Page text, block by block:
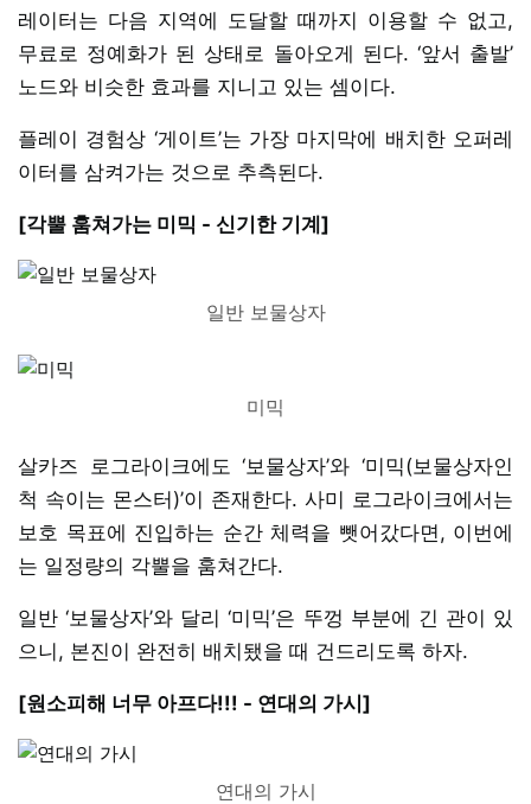
레이터는 다음 지역에 도달할 때까지 이용할 수 없고,
무료로 정예화가 된 상태로 돌아오게 된다. ‘앞서 출발’
노드와 비슷한 효과를 지니고 있는 셈이다.
플레이 경험상 ‘게이트’는 가장 마지막에 배치한 오퍼레
이터를 삼켜가는 것으로 추측된다.
[각뿔 훔쳐가는 미믹 - 신기한 기계]
일반 보물상자
미믹
살카즈 로그라이크에도 ‘보물상자’와 ‘미믹(보물상자인
척 속이는 몬스터)’이 존재한다. 사미 로그라이크에서는
보호 목표에 진입하는 순간 체력을 뺏어갔다면, 이번에
는 일정량의 각뿔을 훔쳐간다.
일반 ‘보물상자’와 달리 ‘미믹’은 뚜껑 부분에 긴 관이 있
으니, 본진이 완전히 배치됐을 때 건드리도록 하자.
[원소피해 너무 아프다!!! - 연대의 가시]
연대의 가시